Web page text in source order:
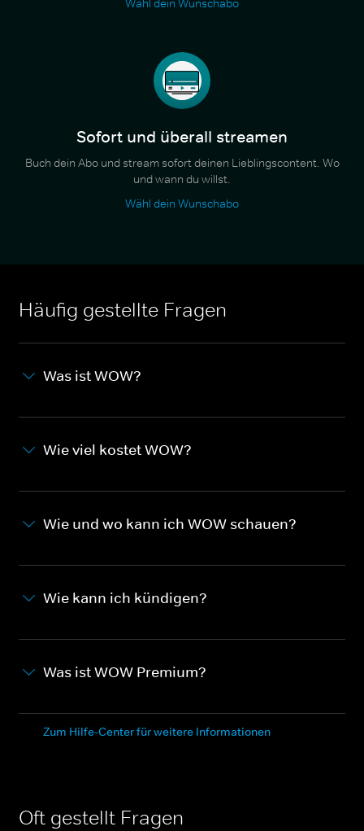
Wähl dein Wunschabo
Sofort und überall streamen
Buch dein Abo und stream sofort deinen Lieblingscontent. Wo
und wann du willst.
Wähl dein Wunschabo
Häufig gestellte Fragen
Was ist WOW?
Wie viel kostet WOW?
Wie und wo kann ich WOW schauen?
Wie kann ich kündigen?
Was ist WOW Premium?
Zum Hilfe-Center für weitere Informationen
Oft gestellt Fragen